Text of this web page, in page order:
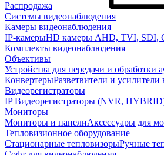
Распродажа
Системы видеонаблюдения
Камеры видеонаблюдения
IP-камерыHD камеры AHD, TVI, SDI,
Комплекты видеонаблюдения
Объективы
Устройства для передачи и обработки
КонвертерыРазветвители и усилители
Видеорегистраторы
IP Видеорегистраторы (NVR,
Мониторы
Мониторы и панелиАксессуары для
Тепловизионное оборудование
Стационарные тепловизорыРучные